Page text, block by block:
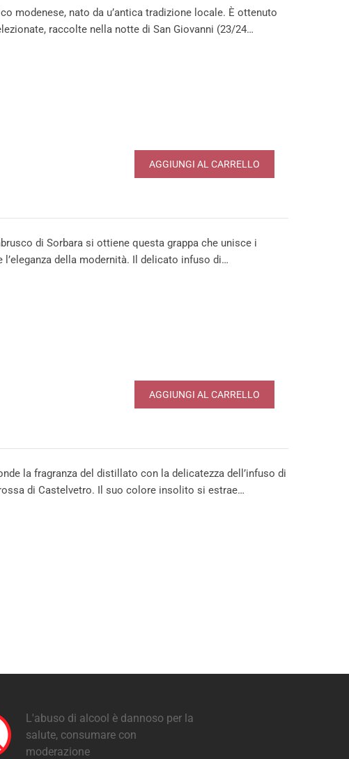
modenese, nato da u’antica tradizione locale. È ottenuto
raccolte nella notte di San Giovanni (23/24…
AGGIUNGI AL CARRELLO
di Sorbara si ottiene questa grappa che unisce i
l’eleganza della modernità. Il delicato infuso di…
AGGIUNGI AL CARRELLO
la fragranza del distillato con la delicatezza dell’infuso di
di Castelvetro. Il suo colore insolito si estrae…
L'abuso di alcool è dannoso per la
salute, consumare con
moderazione